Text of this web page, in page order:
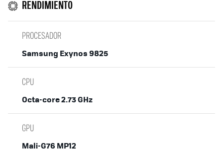
RENDIMIENTO
PROCESADOR
Samsung Exynos 9825
CPU
Octa-core 2.73 GHz
GPU
Mali-G76 MP12